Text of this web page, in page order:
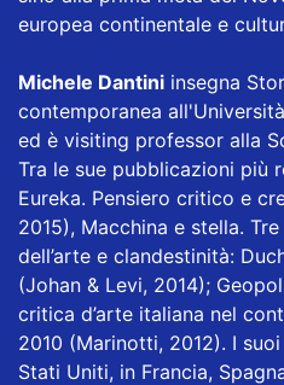
europea continentale e
Michele Dantini insegna
contemporanea
ed è visiting professor alla
Tra le sue pubblicazioni più
Eureka. Pensiero critico e
2015), Macchina e stella.
dell’arte e clandestinità:
(Johan & Levi, 2014);
critica d’arte italiana nel
2010 (Marinotti, 2012). I
Stati Uniti, in Francia,